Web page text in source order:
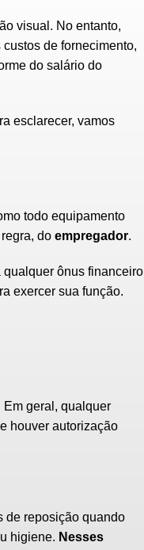
visual. No entanto,
de fornecimento,
do salário do
esclarecer, vamos
todo equipamento
do empregador.
qualquer ônus financeiro
exercer sua função.
geral, qualquer
houver autorização
de reposição quando
higiene. Nesses